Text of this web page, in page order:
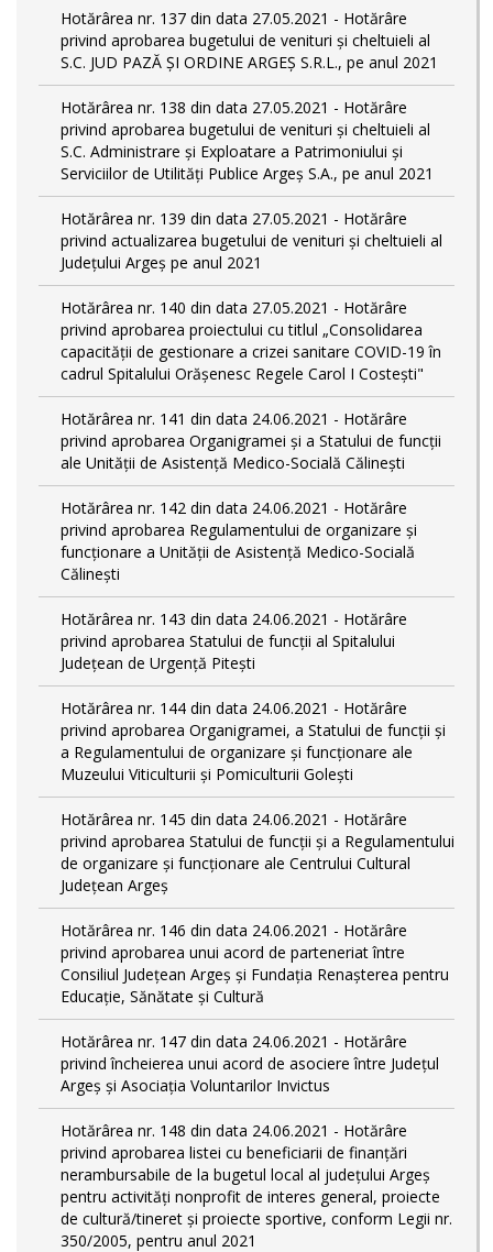
Hotărârea nr. 137 din data 27.05.2021 - Hotărâre
privind aprobarea bugetului de venituri și cheltuieli al
S.C. JUD PAZĂ ȘI ORDINE ARGEȘ S.R.L., pe anul 2021
Hotărârea nr. 138 din data 27.05.2021 - Hotărâre
privind aprobarea bugetului de venituri și cheltuieli al
S.C. Administrare și Exploatare a Patrimoniului și
Serviciilor de Utilități Publice Argeș S.A., pe anul 2021
Hotărârea nr. 139 din data 27.05.2021 - Hotărâre
privind actualizarea bugetului de venituri și cheltuieli al
Județului Argeș pe anul 2021
Hotărârea nr. 140 din data 27.05.2021 - Hotărâre
privind aprobarea proiectului cu titlul „Consolidarea
capacității de gestionare a crizei sanitare COVID-19 în
cadrul Spitalului Orășenesc Regele Carol I Costești"
Hotărârea nr. 141 din data 24.06.2021 - Hotărâre
privind aprobarea Organigramei și a Statului de funcţii
ale Unității de Asistență Medico-Socială Călinești
Hotărârea nr. 142 din data 24.06.2021 - Hotărâre
privind aprobarea Regulamentului de organizare și
funcționare a Unității de Asistență Medico-Socială
Călinești
Hotărârea nr. 143 din data 24.06.2021 - Hotărâre
privind aprobarea Statului de funcții al Spitalului
Județean de Urgență Pitești
Hotărârea nr. 144 din data 24.06.2021 - Hotărâre
privind aprobarea Organigramei, a Statului de funcţii și
a Regulamentului de organizare și funcționare ale
Muzeului Viticulturii și Pomiculturii Golești
Hotărârea nr. 145 din data 24.06.2021 - Hotărâre
privind aprobarea Statului de funcții și a Regulamentului
de organizare și funcționare ale Centrului Cultural
Județean Argeș
Hotărârea nr. 146 din data 24.06.2021 - Hotărâre
privind aprobarea unui acord de parteneriat între
Consiliul Județean Argeș și Fundația Renașterea pentru
Educație, Sănătate și Cultură
Hotărârea nr. 147 din data 24.06.2021 - Hotărâre
privind încheierea unui acord de asociere între Județul
Argeș și Asociația Voluntarilor Invictus
Hotărârea nr. 148 din data 24.06.2021 - Hotărâre
privind aprobarea listei cu beneficiarii de finanțări
nerambursabile de la bugetul local al județului Argeș
pentru activităţi nonprofit de interes general, proiecte
de cultură/tineret și proiecte sportive, conform Legii nr.
350/2005, pentru anul 2021